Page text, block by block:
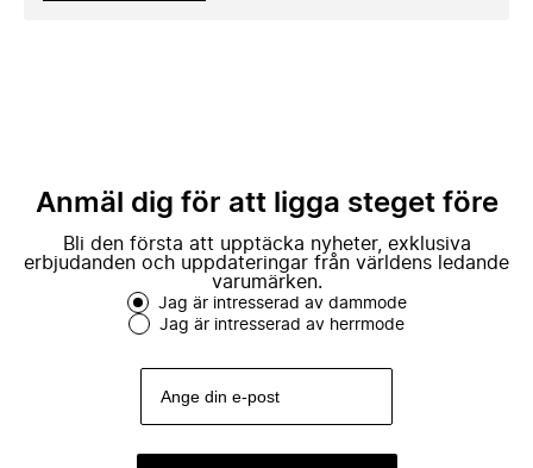
Anmäl dig för att ligga steget före
Bli den första att upptäcka nyheter, exklusiva
erbjudanden och uppdateringar från världens ledande
varumärken.
Jag är intresserad av dammode
Jag är intresserad av herrmode